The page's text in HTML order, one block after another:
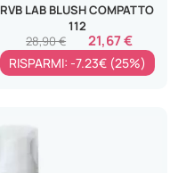
RVB LAB BLUSH COMPATTO
112
21,67 €
28,90 €
RISPARMI: -7.23€ (25%)